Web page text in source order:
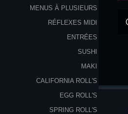
MENUS À PLUSIEURS
RÉFLEXES MIDI
ENTRÉES
SUSHI
MAKI
CALIFORNIA ROLL'S
EGG ROLL'S
SPRING ROLL'S